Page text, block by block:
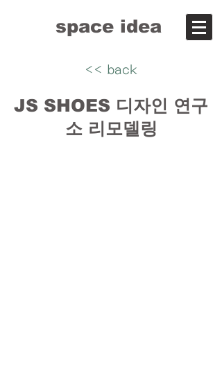
space idea
<< back
​JS SHOES 디자인 연구
소 리모델링